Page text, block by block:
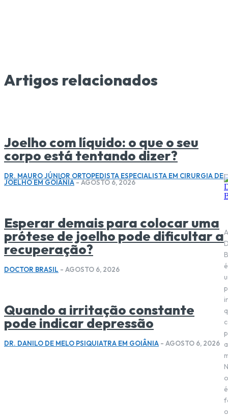
Artigos relacionados
Joelho com líquido: o que o seu
corpo está tentando dizer?
DR. MAURO JÚNIOR ORTOPEDISTA ESPECIALISTA EM CIRURGIA DE
JOELHO EM GOIÂNIA - AGOSTO 6, 2026
Esperar demais para colocar uma
prótese de joelho pode dificultar a
recuperação?
DOCTOR BRASIL - AGOSTO 6, 2026
Quando a irritação constante
pode indicar depressão
DR. DANILO DE MELO PSIQUIATRA EM GOIÂNIA - AGOSTO 6, 2026
A
é
a
é
o